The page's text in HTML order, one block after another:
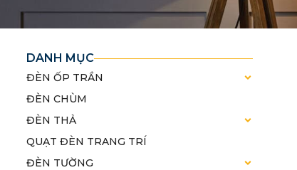
DANH MỤC
ĐÈN ỐP TRẦN
ĐÈN CHÙM
ĐÈN THẢ
QUẠT ĐÈN TRANG TRÍ
ĐÈN TƯỜNG